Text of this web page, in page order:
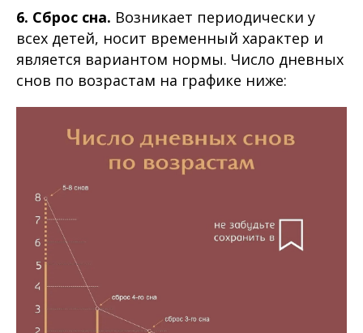
6. Сброс сна. Возникает периодически у
всех детей, носит временный характер и
является вариантом нормы. Число дневных
снов по возрастам на графике ниже: